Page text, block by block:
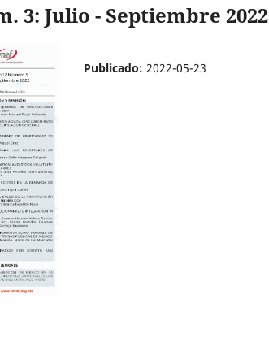
3: Julio - Septiembre 2022
Publicado: 2022-05-23